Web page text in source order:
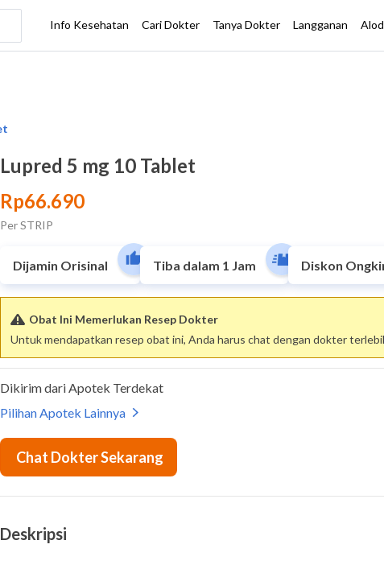
Lupred 5 mg 10 Tablet
Rp66.690
Per STRIP
Dijamin Orisinal Tiba dalam 1 Jam Diskon
Obat Ini Memerlukan Resep Dokter
Untuk mendapatkan resep obat ini, Anda harus chat dengan dokter
Deskripsi